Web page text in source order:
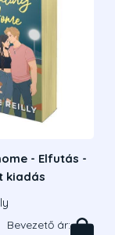
- Elfutás -
kiadás
Bevezető ár: